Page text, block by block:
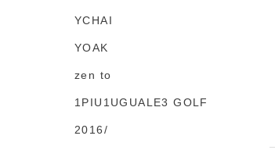
YCHAI
YOAK
zen to
1PIU1UGUALE3 GOLF
2016/